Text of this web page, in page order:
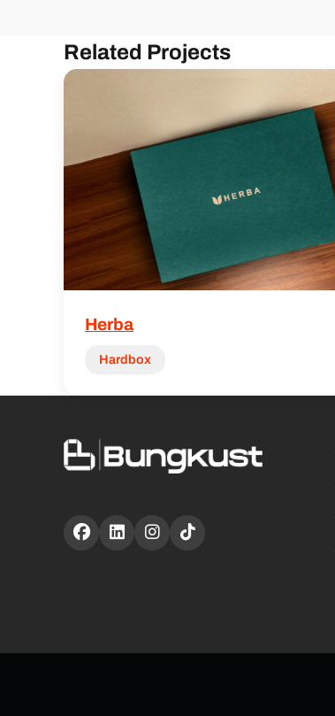
Related Projects
Herba
Hardbox